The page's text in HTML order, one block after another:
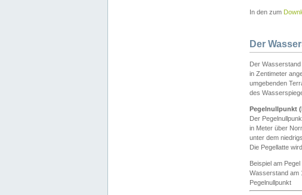
In den zum
Der
Der
in Zentimeter
umgebenden
des
Pegelnullpunkt
Der
in Meter über
unter dem
Die Pegellatte
Beispiel am
Wasserstand am
Pegelnullpunkt